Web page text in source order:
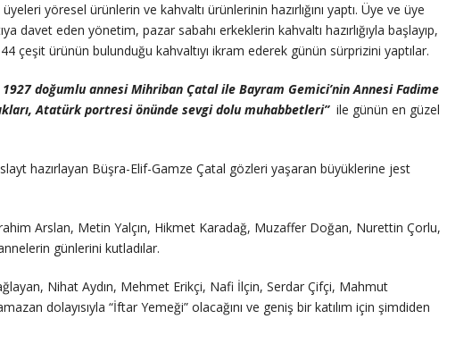
yöresel ürünlerin ve kahvaltı ürünlerinin hazırlığını yaptı. Üye ve üye
davet eden yönetim, pazar sabahı erkeklerin kahvaltı hazırlığıyla başlayıp,
çeşit ürünün bulunduğu kahvaltıyı ikram ederek günün sürprizini yaptılar.
1927 doğumlu annesi Mihriban Çatal ile Bayram Gemici’nin Annesi Fadime
Atatürk portresi önünde sevgi dolu muhabbetleri” ile günün en güzel
hazırlayan Büşra-Elif-Gamze Çatal gözleri yaşaran büyüklerine jest
Arslan, Metin Yalçın, Hikmet Karadağ, Muzaffer Doğan, Nurettin Çorlu,
günlerini kutladılar.
Nihat Aydın, Mehmet Erikçi, Nafi İlçin, Serdar Çifçi, Mahmut
dolayısıyla “İftar Yemeği” olacağını ve geniş bir katılım için şimdiden